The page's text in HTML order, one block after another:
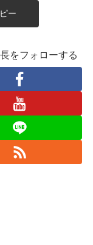
ー
をフォローする